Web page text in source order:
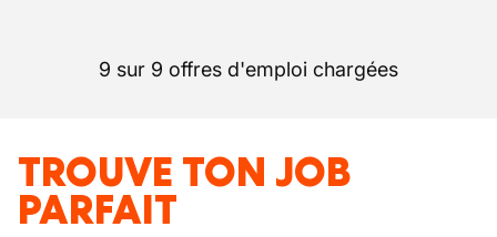
9 sur 9 offres d'emploi chargées
TROUVE TON JOB
PARFAIT